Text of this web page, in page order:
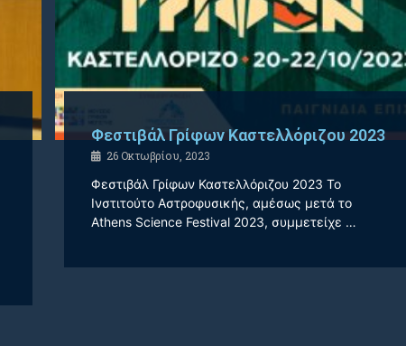
Φεστιβάλ Γρίφων Καστελλόριζου 2023
26 Οκτωβρίου, 2023
Φεστιβάλ Γρίφων Καστελλόριζου 2023 Το
Ινστιτούτο Αστροφυσικής, αμέσως μετά το
Athens Science Festival 2023, συμμετείχε …